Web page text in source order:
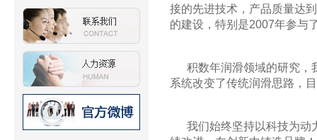
接的先进技术，产品质量达
的建设，特别是2007年参与
积数年润滑领域的研究，
系统改变了传统润滑思路，
我们始终坚持以科技为动